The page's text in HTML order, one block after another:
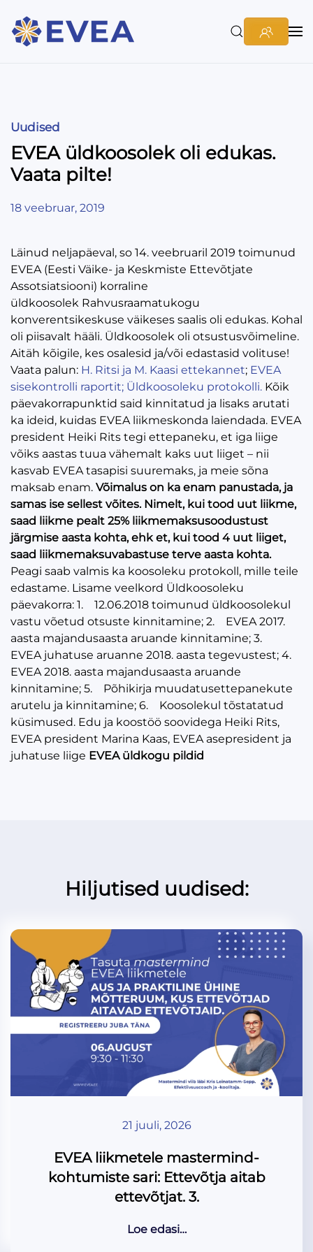
Uudised
EVEA üldkoosolek oli edukas.
Vaata pilte!
18 veebruar, 2019
Läinud neljapäeval, so 14. veebruaril 2019 toimunud
EVEA (Eesti Väike- ja Keskmiste Ettevõtjate
Assotsiatsiooni) korraline
üldkoosolek Rahvusraamatukogu
konverentsikeskuse väikeses saalis oli edukas. Kohal
oli piisavalt hääli. Üldkoosolek oli otsustusvõimeline.
Aitäh kõigile, kes osalesid ja/või edastasid volituse!
Vaata palun: H. Ritsi ja M. Kaasi ettekannet; EVEA
sisekontrolli raportit; Üldkoosoleku protokolli. Kõik
päevakorrapunktid said kinnitatud ja lisaks arutati
ka ideid, kuidas EVEA liikmeskonda laiendada. EVEA
president Heiki Rits tegi ettepaneku, et iga liige
võiks aastas tuua vähemalt kaks uut liiget – nii
kasvab EVEA tasapisi suuremaks, ja meie sõna
maksab enam. Võimalus on ka enam panustada, ja
samas ise sellest võites. Nimelt, kui tood uut liikme,
saad liikme pealt 25% liikmemaksusoodustust
järgmise aasta kohta, ehk et, kui tood 4 uut liiget,
saad liikmemaksuvabastuse terve aasta kohta.
Peagi saab valmis ka koosoleku protokoll, mille teile
edastame. Lisame veelkord Üldkoosoleku
päevakorra: 1. 12.06.2018 toimunud üldkoosolekul
vastu võetud otsuste kinnitamine; 2. EVEA 2017.
aasta majandusaasta aruande kinnitamine; 3.
EVEA juhatuse aruanne 2018. aasta tegevustest; 4.
EVEA 2018. aasta majandusaasta aruande
kinnitamine; 5. Põhikirja muudatusettepanekute
arutelu ja kinnitamine; 6. Koosolekul tõstatatud
küsimused. Edu ja koostöö soovidega Heiki Rits,
EVEA president Marina Kaas, EVEA asepresident ja
juhatuse liige EVEA üldkogu pildid
Hiljutised uudised:
21 juuli, 2026
EVEA liikmetele mastermind-
kohtumiste sari: Ettevõtja aitab
ettevõtjat. 3.
Loe edasi…